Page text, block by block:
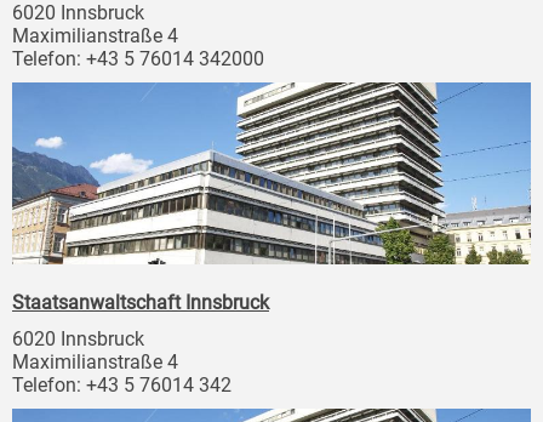
6020 Innsbruck
Maximilianstraße 4
Telefon: +43 5 76014 342000
Staatsanwaltschaft Innsbruck
6020 Innsbruck
Maximilianstraße 4
Telefon: +43 5 76014 342